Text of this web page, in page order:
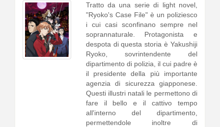
Tratto da una serie di light novel,
"Ryoko's Case File" è un poliziesco
i cui casi sconfinano sempre nel
soprannaturale. Protagonista e
despota di questa storia è Yakushiji
Ryoko, sovrintendente del
dipartimento di polizia, il cui padre è
il presidente della più importante
agenzia di sicurezza giapponese.
Questi illustri natali le permettono di
fare il bello e il cattivo tempo
all'interno del dipartimento,
permettendole inoltre di